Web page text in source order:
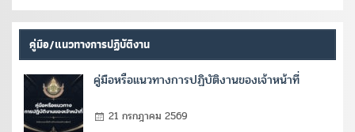
คู่มือ/แนวทางการปฏิบัติงาน
คู่มือหรือแนวทางการปฏิบัติงานของเจ้าหน้าที่
21 กรกฎาคม 2569